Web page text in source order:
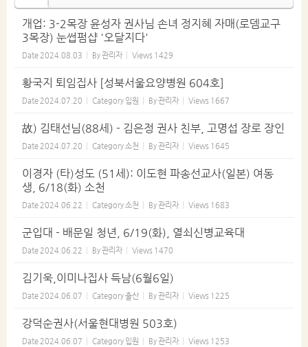
개업: 3-2목장 윤성자 권사님 손녀 정지혜 자매(로뎀교구
3목장) 눈썹펌샵 '오달지다'
Date 2024.08.03 By관리자 Views 1429
황국지 퇴임집사 [성북서울요양병원 604호]
Date 2024.07.20 Category 입원 By관리자 Views 1667
故) 김태선님(88세) - 김은정 권사 친부, 고명섭 장로 장인
Date 2024.07.20 Category소천 By관리자 Views 1645
이경자 (타)성도 (51세): 이도현 파송선교사(일본) 여동
생, 6/18(화) 소천
Date 2024.06.22 Category소천 By관리자 Views 1683
군입대 - 배문일 청년, 6/19(화), 열쇠신병교육대
Date 2024.06.22 By관리자 Views 1470
김기욱,이미나집사 득남(6월6일)
Date 2024.06.07 Category출산 By관리자 Views 1225
강덕순권사(서울현대병원 503호)
Date 2024.06.07 Category 입원 By관리자 Views 1253